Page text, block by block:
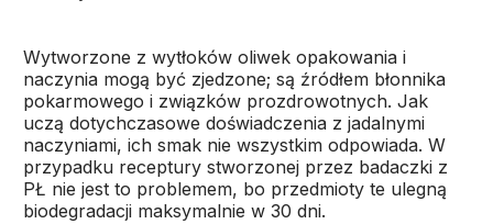
Wytworzone z wytłoków oliwek opakowania i
naczynia mogą być zjedzone; są źródłem błonnika
pokarmowego i związków prozdrowotnych. Jak
uczą dotychczasowe doświadczenia z jadalnymi
naczyniami, ich smak nie wszystkim odpowiada. W
przypadku receptury stworzonej przez badaczki z
PŁ nie jest to problemem, bo przedmioty te ulegną
biodegradacji maksymalnie w 30 dni.